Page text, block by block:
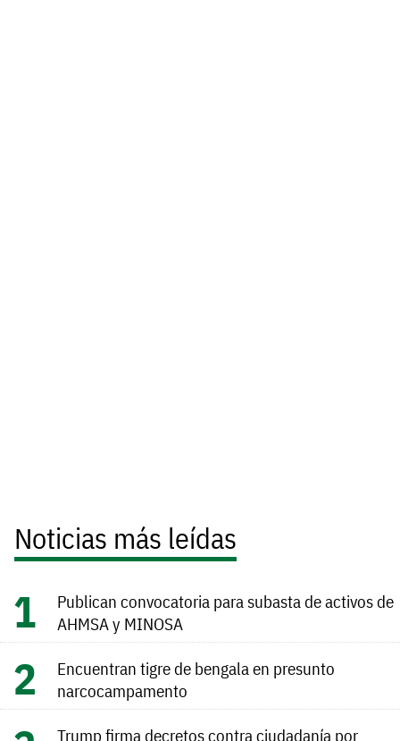
Noticias más leídas
Publican convocatoria para subasta de activos de
AHMSA y MINOSA
Encuentran tigre de bengala en presunto
narcocampamento
Trump firma decretos contra ciudadanía por